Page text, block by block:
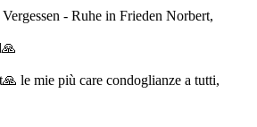
- Ruhe in Frieden Norbert,
le mie più care condoglianze a tutti,